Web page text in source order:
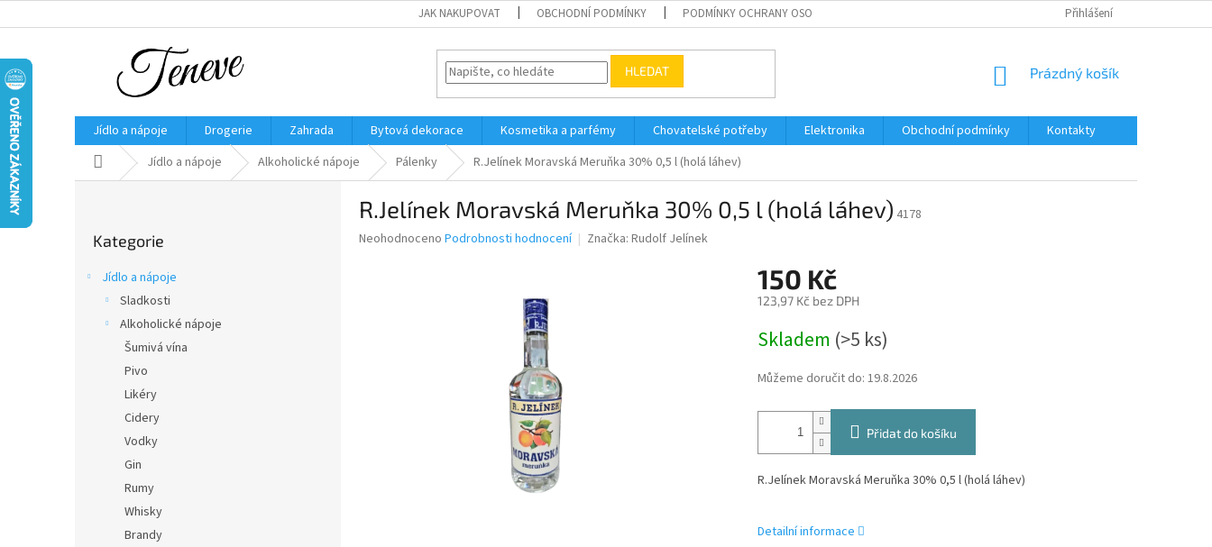
na
JAK NAKUPOVAT OBCHODNÍ PODMÍNKY PODMÍNKY OCHRANY OSOBNÍCH ÚDAJŮ Přihlášení
HLEDAT
NÁKUPNÍ
Prázdný košík
Jídlo a nápoje Drogerie Zahrada Bytová dekorace Kosmetika a parfémy Chovatelské potřeby Elektronika Obchodní podmínky
Kontakty
Domů Jídlo a nápoje Alkoholické nápoje Pálenky R.Jelínek Moravská Meruňka 30% 0,5 l (holá láhev)
kategorie
Kategorie
Jídlo a nápoje
Sladkosti
Alkoholické nápoje
Šumivá vína
Pivo
Likéry
Cidery
Vodky
Gin
Rumy
Whisky
Brandy
R.Jelínek Moravská Meruňka 30% 0,5 l (holá láhev) 4178
Průměrné
Neohodnoceno Podrobnosti hodnocení Značka: Rudolf Jelínek
150 Kč
123,97 Kč bez DPH
cena:
Skladem (>5 ks)
Můžeme doručit do: 19.8.2026
Přidat do košíku
R.Jelínek Moravská Meruňka 30% 0,5 l (holá láhev)
Detailní informace